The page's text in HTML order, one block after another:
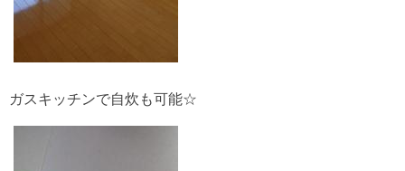
ガスキッチンで自炊も可能☆